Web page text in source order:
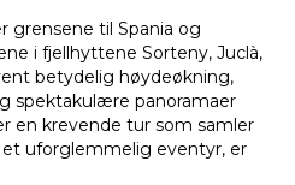
grensene til Spania og
i fjellhyttene Sorteny, Juclà,
betydelig høydeøkning,
spektakulære panoramaer
en krevende tur som samler
et uforglemmelig eventyr, er